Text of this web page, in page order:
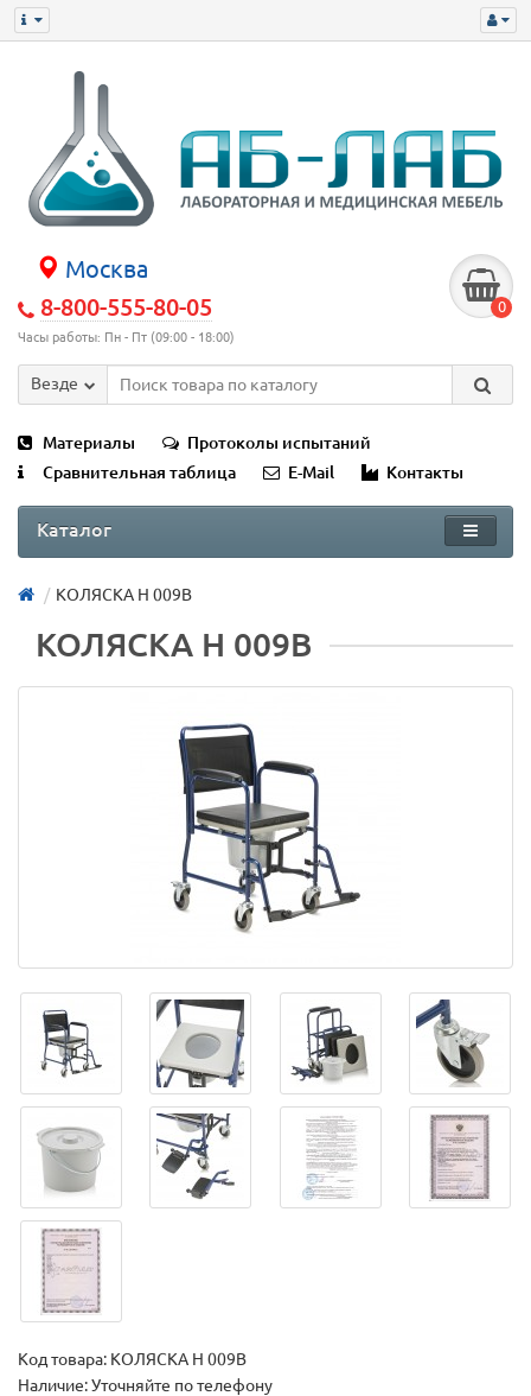
Москва
8-800-555-80-05
Часы работы: Пн - Пт (09:00 - 18:00)
0
Везде
Материалы
Протоколы испытаний
Сравнительная таблица
E-Mail Контакты
Каталог
КОЛЯСКА H 009B
КОЛЯСКА H 009B
Код товара: КОЛЯСКА H 009B
Наличие: Уточняйте по телефону